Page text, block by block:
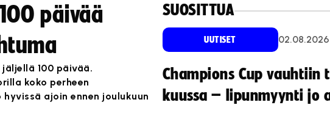
päivää
100 päivää.
koko perheen
ajoin ennen joulukuun
SUOSITTUA
UUTISET 02.08.2026
Champions Cup vauhtiin
kuussa – lipunmyynti jo